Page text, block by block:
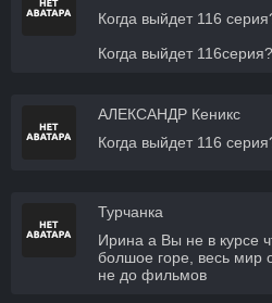
Когда выйдет 116
Когда выйдет 116серия?
АЛЕКСАНДР Кеникс
Когда выйдет 116
Турчанка
Ирина а Вы не в курсе
болшое горе, весь мир
не до фильмов